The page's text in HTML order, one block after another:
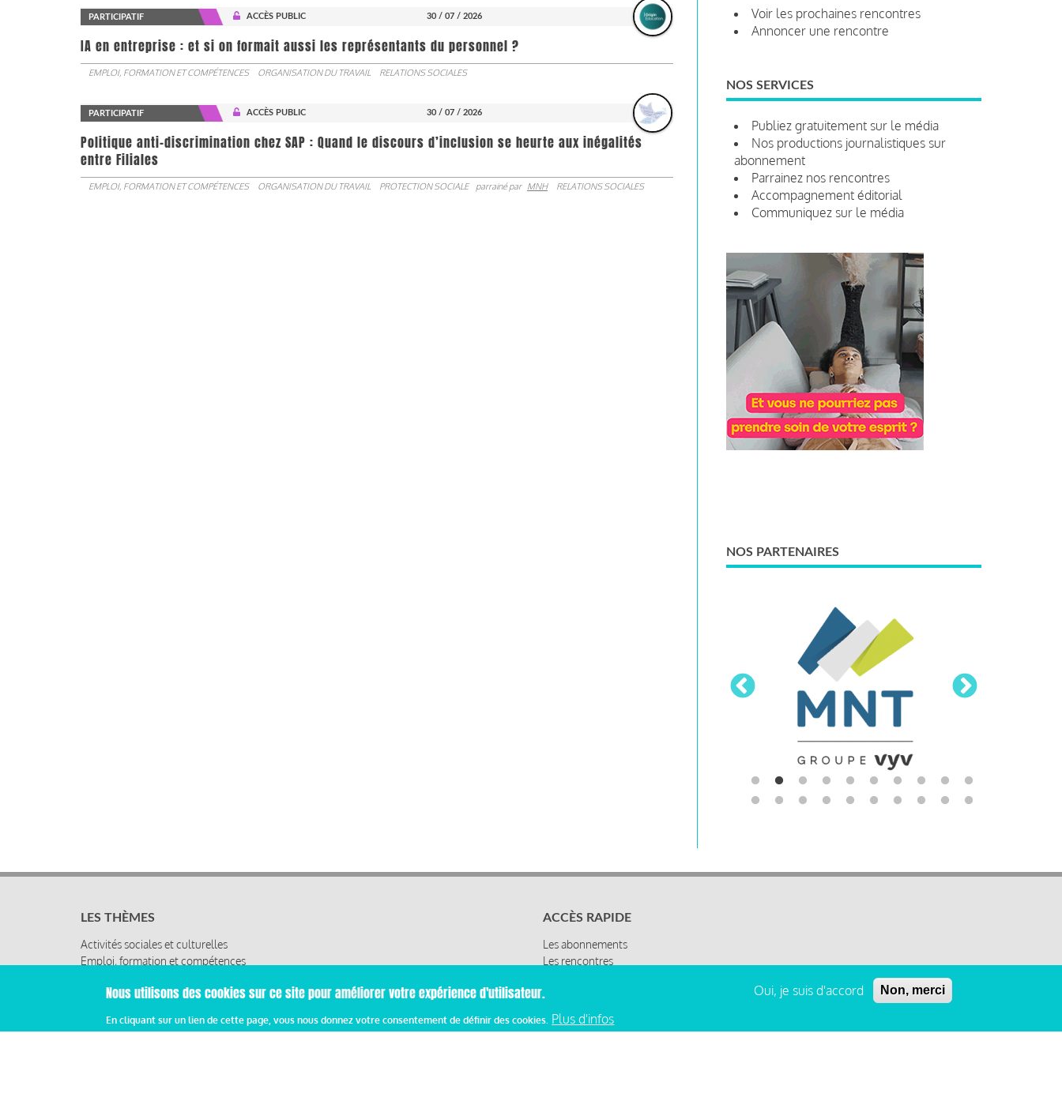
PARTICIPATIF ACCÈS PUBLIC 30 / 07 / 2026
IA en entreprise : et si on formait aussi les représentants du personnel ?
EMPLOI, FORMATION ET COMPÉTENCES ORGANISATION DU TRAVAIL RELATIONS SOCIALES
PARTICIPATIF ACCÈS PUBLIC 30 / 07 / 2026
Politique anti-discrimination chez SAP : Quand le discours d’inclusion se heurte aux inégalités
entre Filiales
EMPLOI, FORMATION ET COMPÉTENCES ORGANISATION DU TRAVAIL PROTECTION SOCIALE parrainé par MNH RELATIONS SOCIALES
Voir les prochaines rencontres
Annoncer une rencontre
NOS SERVICES
Publiez gratuitement sur le média
Nos productions journalistiques sur
abonnement
Parrainez nos rencontres
Accompagnement éditorial
Communiquez sur le média
NOS PARTENAIRES
LES THÈMES
Activités sociales et culturelles
Emploi, formation et compétences
Protection sociale
Rémunération globale & partage de la performance
ACCÈS RAPIDE
Les abonnements
Les rencontres
Nous utilisons des cookies sur ce site pour améliorer votre expérience d'utilisateur.
En cliquant sur un lien de cette page, vous nous donnez votre consentement de définir des cookies. Plus d'infos
Oui, je suis d'accord Non, merci